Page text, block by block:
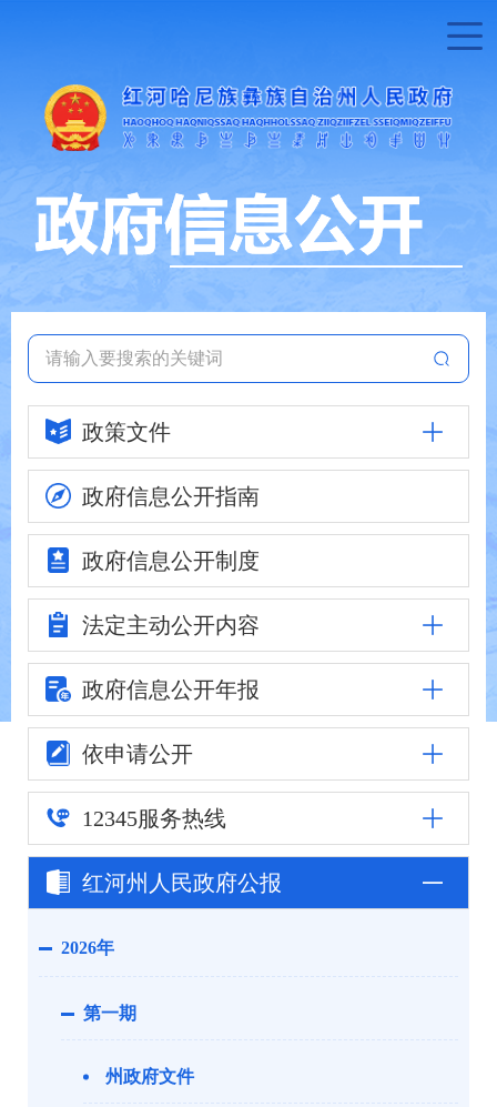
政策文件
政府信息公开指南
政府信息公开制度
法定主动公开内容
政府信息公开年报
依申请公开
12345服务热线
红河州人民政府公报
2026年
第一期
州政府文件